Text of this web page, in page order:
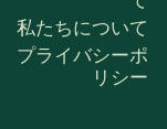
私たちについて
プライバシーポ
リシー